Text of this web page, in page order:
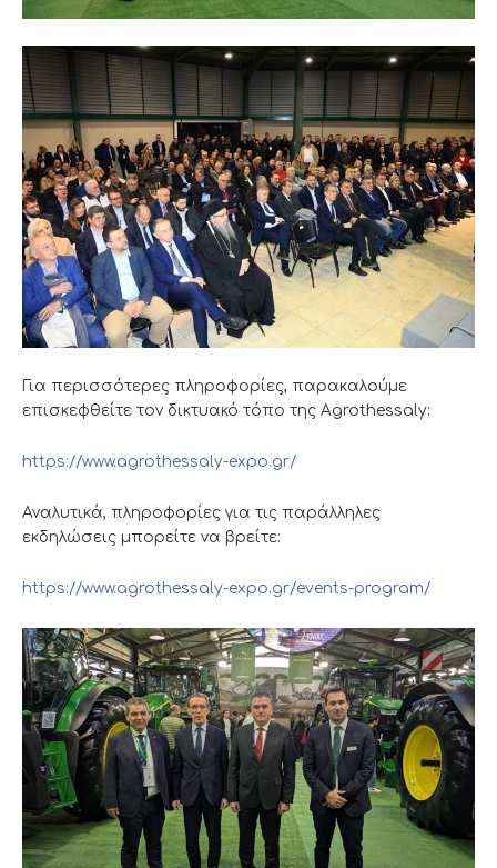
Για περισσότερες πληροφορίες, παρακαλούμε
επισκεφθείτε τον δικτυακό τόπο της Agrothessaly:
https://www.agrothessaly-expo.gr/
Αναλυτικά, πληροφορίες για τις παράλληλες
εκδηλώσεις μπορείτε να βρείτε:
https://www.agrothessaly-expo.gr/events-program/